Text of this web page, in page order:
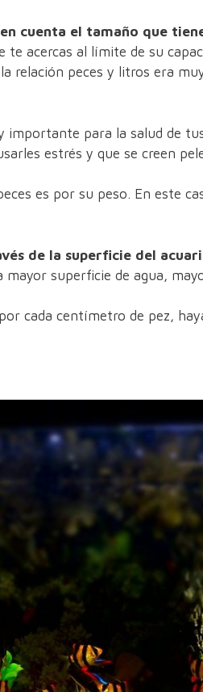
cuenta el tamaño que
te acercas al límite de su
relación peces y litros era
importante para la salud de
estrés y que se creen
es por su peso. En este
de la superficie del
superficie de agua,
cada centímetro de pez,